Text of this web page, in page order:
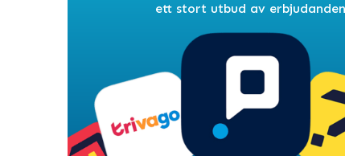
ett stort utbud av erbjudanden